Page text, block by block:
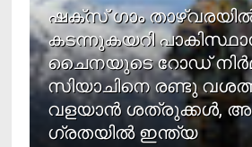
ഷക്സ് ​ഗാം
കടന്നുകയറി
ചൈനയുടെ റോഡ്
സിയാചിനെ രണ്ടു
വളയാൻ ശത്രുക്കൾ,
ഗ്രതയിൽ ഇന്ത്യ